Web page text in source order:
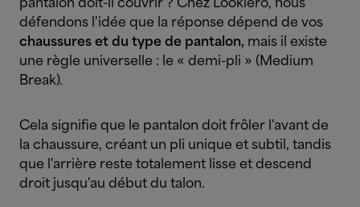
pantalon doit-il couvrir ? Chez Lookiero, nous
défendons l'idée que la réponse dépend de vos
chaussures et du type de pantalon, mais il existe
une règle universelle : le « demi-pli » (Medium
Break).
Cela signifie que le pantalon doit frôler l'avant de
la chaussure, créant un pli unique et subtil, tandis
que l'arrière reste totalement lisse et descend
droit jusqu'au début du talon.